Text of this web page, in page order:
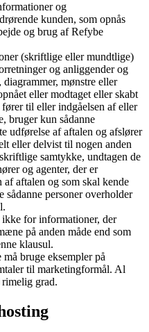
og
kunden, som opnås
og brug af Refybe
(skriftlige eller mundtlige)
og anliggender og
mønstre eller
eller modtaget eller skabt
til eller indgåelsen af eller
bruger kun sådanne
udførelse af aftalen og afslører
eller delvist til nogen anden
samtykke, undtagen de
og agenter, der er
aftalen og som skal kende
sådanne personer overholder
for informationer, der
på anden måde end som
klausul.
bruge eksempler på
til marketingformål. Al
grad.